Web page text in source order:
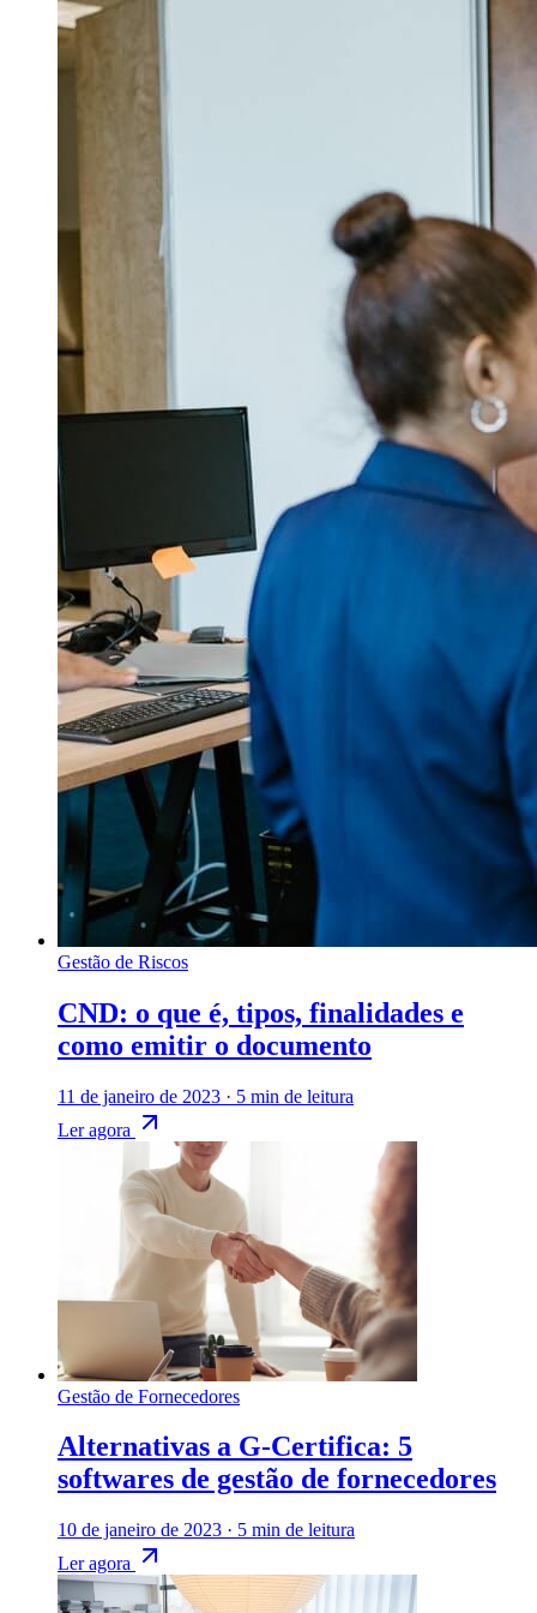
Gestão de Riscos
CND: o que é, tipos, finalidades e
como emitir o documento
11 de janeiro de 2023 · 5 min de leitura
Ler agora
Gestão de Fornecedores
Alternativas a G-Certifica: 5
softwares de gestão de fornecedores
10 de janeiro de 2023 · 5 min de leitura
Ler agora